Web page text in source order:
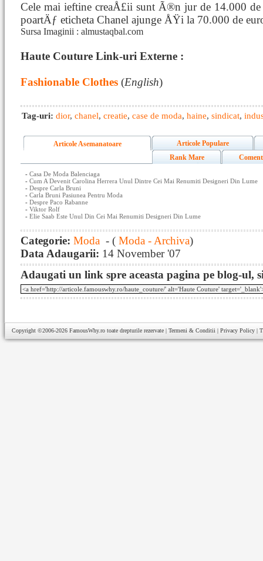
Cele mai ieftine creaÅ£ii sunt Ã®n jur de 14.000 de
poartÄƒ eticheta Chanel ajunge ÅŸi la 70.000 de
Sursa Imaginii : almustaqbal.com
Haute Couture Link-uri Externe :
Fashionable Clothes (English)
Tag-uri: dior, chanel, creatie, case de moda, haine, sindicat,
Articole Asemanatoare
Articole Populare
Rank Mare
- Casa De Moda Balenciaga
- Cum A Devenit Carolina Herrera Unul Dintre Cei Mai Renumiti Designeri Din Lume
- Despre Carla Bruni
- Carla Bruni Pasiunea Pentru Moda
- Despre Paco Rabanne
- Viktor Rolf
- Elie Saab Este Unul Din Cei Mai Renumiti Designeri Din Lume
Categorie: Moda - ( Moda - Archiva)
Data Adaugarii: 14 November '07
Adaugati un link spre aceasta pagina pe blog-ul,
Copyright ©2006-2026 FamousWhy.ro toate drepturile rezervate | Termeni & Conditii | Privacy Policy |